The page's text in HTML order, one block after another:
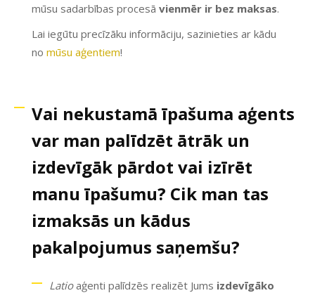
mūsu sadarbības procesā vienmēr ir bez maksas.
Lai iegūtu precīzāku informāciju, sazinieties ar kādu
no mūsu aģentiem!
Vai nekustamā īpašuma aģents
var man palīdzēt ātrāk un
izdevīgāk pārdot vai izīrēt
manu īpašumu? Cik man tas
izmaksās un kādus
pakalpojumus saņemšu?
Latioaģenti palīdzēs realizēt Jums izdevīgāko